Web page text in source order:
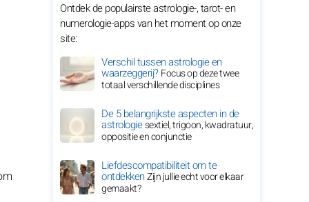
Ontdek de populairste astrologie-, tarot- en
numerologie-apps van het moment op onze
site:
Verschil tussen astrologie en
waarzeggerij?Focus op deze twee
totaal verschillende disciplines
De 5 belangrijkste aspecten in de
astrologiesextiel, trigoon, kwadratuur,
oppositie en conjunctie
Liefdescompatibiliteit om te
ontdekkenZijn jullie echt voor elkaar
gemaakt?